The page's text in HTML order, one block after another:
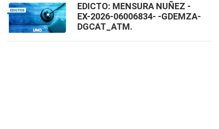
EDICTO: MENSURA NUÑEZ -
EX-2026-06006834- -GDEMZA-
DGCAT_ATM.